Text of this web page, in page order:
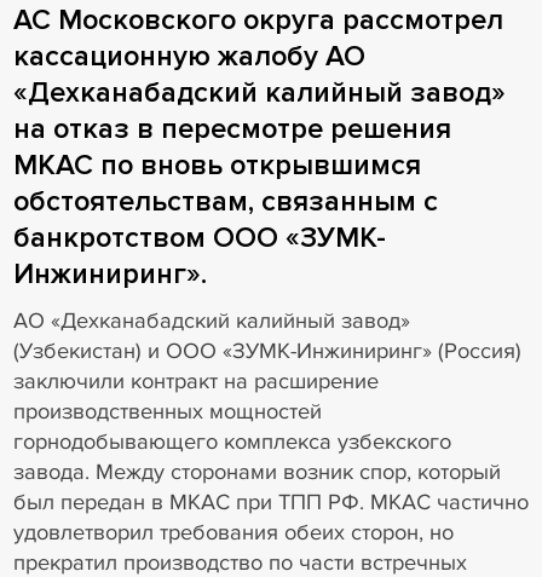
АС Московского округа рассмотрел
кассационную жалобу АО
«Дехканабадский калийный завод»
на отказ в пересмотре решения
МКАС по вновь открывшимся
обстоятельствам, связанным с
банкротством ООО «ЗУМК-
Инжиниринг».
АО «Дехканабадский калийный завод»
(Узбекистан) и ООО «ЗУМК-Инжиниринг» (Россия)
заключили контракт на расширение
производственных мощностей
горнодобывающего комплекса узбекского
завода. Между сторонами возник спор, который
был передан в МКАС при ТПП РФ. МКАС частично
удовлетворил требования обеих сторон, но
прекратил производство по части встречных